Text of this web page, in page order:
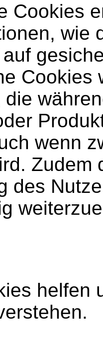
Cookies
wie
Cookies
wenn
Zudem
des
helfen